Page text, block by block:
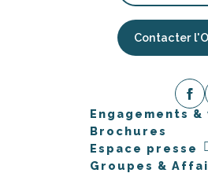
Contacter
Engagements &
Brochures
Espace presse
Groupes &